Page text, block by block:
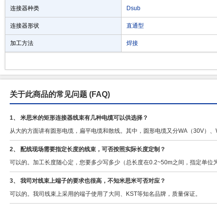
连接器种类 Dsub
连接器形状 直通型
加工方法 焊接
关于此商品的常见问题 (FAQ)
1、 米思米的矩形连接器线束有几种电缆可以供选择？
从大的方面讲有圆形电缆，扁平电缆和散线。其中，圆形电缆又分WA（30V）
2、 配线现场需要指定长度的线束，可否按照实际长度定制？
可以的。加工长度随心定，您要多少写多少（总长度在0.2~50m之间，指定单位
3、 我司对线束上端子的要求也很高，不知米思米可否对应？
可以的。我司线束上采用的端子使用了大同、KST等知名品牌，质量保证。